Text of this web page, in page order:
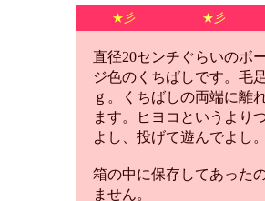
★彡 ★彡
直径20センチぐらいのボ
ジ色のくちばしです。毛
ｇ。くちばしの両端に離
ます。ヒヨコというより
よし、投げて遊んでよし
箱の中に保存してあった
ません。